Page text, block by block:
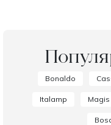
Bonaldo
Italamp Magis